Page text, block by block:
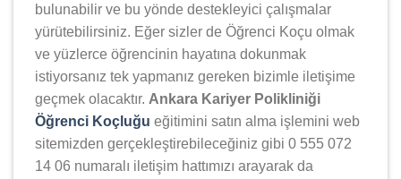
bulunabilir ve bu yönde destekleyici çalışmalar
yürütebilirsiniz. Eğer sizler de Öğrenci Koçu olmak
ve yüzlerce öğrencinin hayatına dokunmak
istiyorsanız tek yapmanız gereken bizimle iletişime
geçmek olacaktır. Ankara Kariyer Polikliniği
Öğrenci Koçluğu eğitimini satın alma işlemini web
sitemizden gerçekleştirebileceğiniz gibi 0 555 072
14 06 numaralı iletişim hattımızı arayarak da